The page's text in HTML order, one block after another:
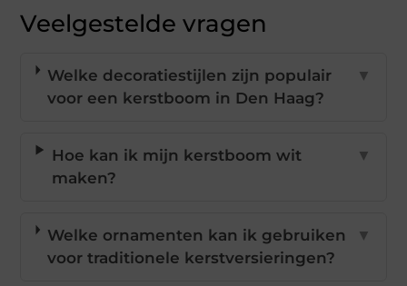
Veelgestelde vragen
Welke decoratiestijlen zijn populair
voor een kerstboom in Den Haag?
▼
Hoe kan ik mijn kerstboom wit
maken?
▼
Welke ornamenten kan ik gebruiken
voor traditionele kerstversieringen?
▼